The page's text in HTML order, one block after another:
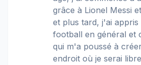
grâce à Lionel Messi
et plus tard, j'ai appris
football en général et
qui m'a poussé à
endroit où je serai